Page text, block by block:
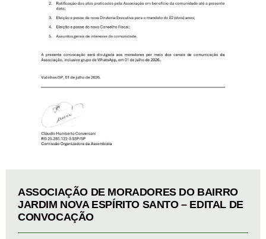
ASSOCIAÇÃO DE MORADORES DO BAIRRO
JARDIM NOVA ESPÍRITO SANTO – EDITAL DE
CONVOCAÇÃO